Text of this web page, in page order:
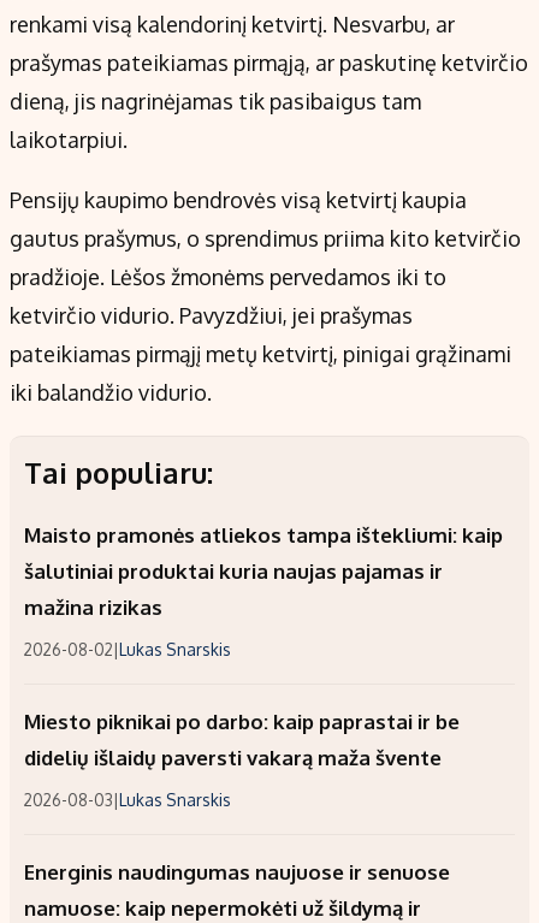
renkami visą kalendorinį ketvirtį. Nesvarbu, ar
prašymas pateikiamas pirmąją, ar paskutinę ketvirčio
dieną, jis nagrinėjamas tik pasibaigus tam
laikotarpiui.
Pensijų kaupimo bendrovės visą ketvirtį kaupia
gautus prašymus, o sprendimus priima kito ketvirčio
pradžioje. Lėšos žmonėms pervedamos iki to
ketvirčio vidurio. Pavyzdžiui, jei prašymas
pateikiamas pirmąjį metų ketvirtį, pinigai grąžinami
iki balandžio vidurio.
Tai populiaru:
Maisto pramonės atliekos tampa ištekliumi: kaip
šalutiniai produktai kuria naujas pajamas ir
mažina rizikas
2026-08-02|Lukas Snarskis
Miesto piknikai po darbo: kaip paprastai ir be
didelių išlaidų paversti vakarą maža švente
2026-08-03|Lukas Snarskis
Energinis naudingumas naujuose ir senuose
namuose: kaip nepermokėti už šildymą ir